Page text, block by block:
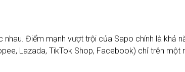
Điểm mạnh vượt trội của Sapo chính là khả
Lazada, TikTok Shop, Facebook) chỉ trên một